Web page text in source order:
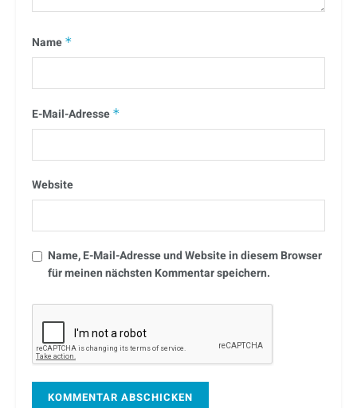
Name *
E-Mail-Adresse *
Website
Name, E-Mail-Adresse und Website in diesem Browser
für meinen nächsten Kommentar speichern.